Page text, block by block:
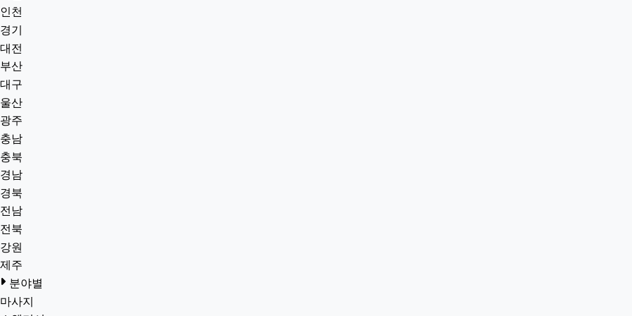
인천
경기
대전
부산
대구
울산
광주
충남
충북
경남
경북
전남
전북
강원
제주
분야별
마사지